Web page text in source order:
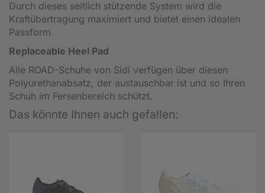
Durch dieses seitlich stützende System wird die
Kraftübertragung maximiert und bietet einen idealen
Passform.
Replaceable Heel Pad
Alle ROAD-Schuhe von Sidi verfügen über diesen
Polyurethanabsatz, der austauschbar ist und so Ihren
Schuh im Fersenbereich schützt.
Das könnte Ihnen auch gefallen: